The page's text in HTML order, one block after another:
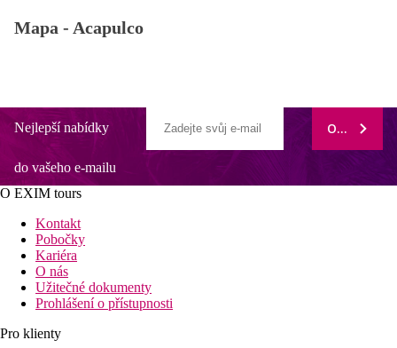
Mapa - Acapulco
Nejlepší nabídky
do vašeho e-mailu
ODEBÍRAT
O EXIM tours
Kontakt
Pobočky
Kariéra
O nás
Užitečné dokumenty
Prohlášení o přístupnosti
Pro klienty